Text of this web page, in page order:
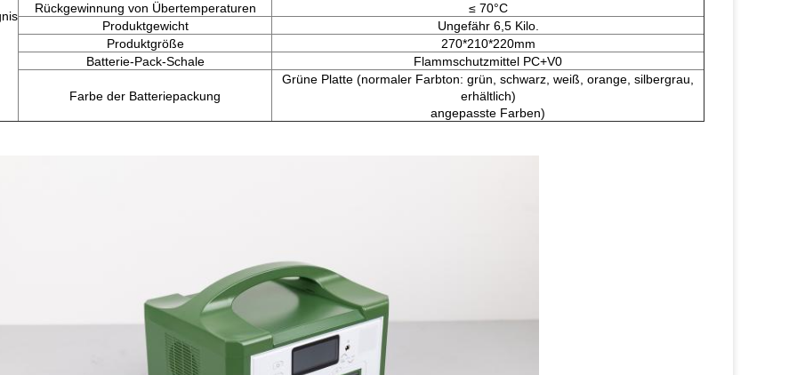
Rückgewinnung von Übertemperaturen
≤ 70°C
Produktgewicht
Ungefähr 6,5 Kilo.
Produktgröße
270*210*220mm
Batterie-Pack-Schale
Flammschutzmittel PC+V0
Farbe der Batteriepackung
Grüne Platte (normaler Farbton: grün, schwarz, weiß, orange, silbergrau,
erhältlich)
angepasste Farben)